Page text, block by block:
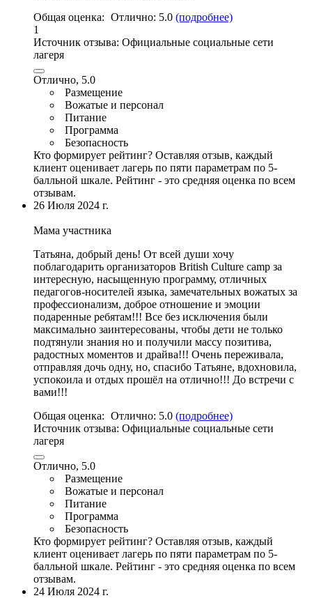
Общая оценка: Отлично: 5.0 (подробнее)
1
Источник отзыва: Официальные социальные сети
лагеря
Отлично, 5.0
Размещение
Вожатые и персонал
Питание
Программа
Безопасность
Кто формирует рейтинг? Оставляя отзыв, каждый
клиент оценивает лагерь по пяти параметрам по 5-
балльной шкале. Рейтинг - это средняя оценка по всем
отзывам.
26 Июля 2024 г.
Мама участника
Татьяна, добрый день! От всей души хочу
поблагодарить организаторов British Culture camp за
интересную, насыщенную программу, отличных
педагогов-носителей языка, замечательных вожатых за
профессионализм, доброе отношение и эмоции
подаренные ребятам!!! Все без исключения были
максимально заинтересованы, чтобы дети не только
подтянули знания но и получили массу позитива,
радостных моментов и драйва!!! Очень переживала,
отправляя дочь одну, но, спасибо Татьяне, вдохновила,
успокоила и отдых прошёл на отлично!!! До встречи с
вами!!!
Общая оценка: Отлично: 5.0 (подробнее)
Источник отзыва: Официальные социальные сети
лагеря
Отлично, 5.0
Размещение
Вожатые и персонал
Питание
Программа
Безопасность
Кто формирует рейтинг? Оставляя отзыв, каждый
клиент оценивает лагерь по пяти параметрам по 5-
балльной шкале. Рейтинг - это средняя оценка по всем
отзывам.
24 Июля 2024 г.